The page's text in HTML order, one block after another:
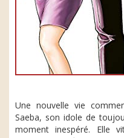
Une nouvelle vie
Saeba, son idole de
moment inespéré. Elle